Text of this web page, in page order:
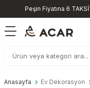
Peşin Fiyatına 6
Anasayfa Ev Dekorasyon